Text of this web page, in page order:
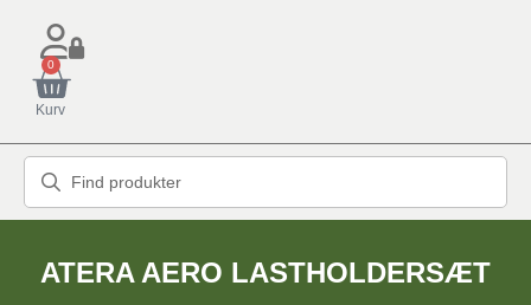
0
Kurv
ATERA AERO LASTHOLDERSÆT